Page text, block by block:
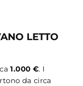
LETTO
1.000 €. I
da circa